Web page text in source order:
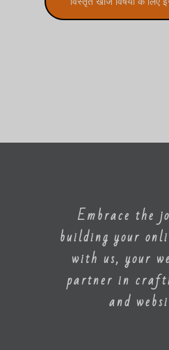
Embrace the
building your
with us, your
partner in
and